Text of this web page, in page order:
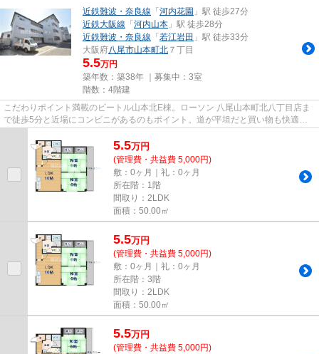
近鉄難波・奈良線 「河内花園 」駅 徒歩27分
近鉄大阪線 「河内山本 」駅 徒歩28分
近鉄難波・奈良線 「若江岩田 」駅 徒歩33分
大阪府八尾市山本町北 ７丁目
5.5万円
築年数：築38年 ｜募集中： 3室
階数：4階建
こだわりポイント満載のビートル山本北E棟。ローソン 八尾山本町北八丁目店ま
で徒歩5分と近場にコンビニがあるのもポイント。道が平坦だと買い物も快適に
できますね。地域のゴミ捨て場...
5.5万円
(管理費・共益費 5,000円)
敷：0ヶ月｜礼：0ヶ月
所在階：1階
間取り：2LDK
面積：50.00㎡
5.5万円
(管理費・共益費 5,000円)
敷：0ヶ月｜礼：0ヶ月
所在階：3階
間取り：2LDK
面積：50.00㎡
5.5万円
(管理費・共益費 5,000円)